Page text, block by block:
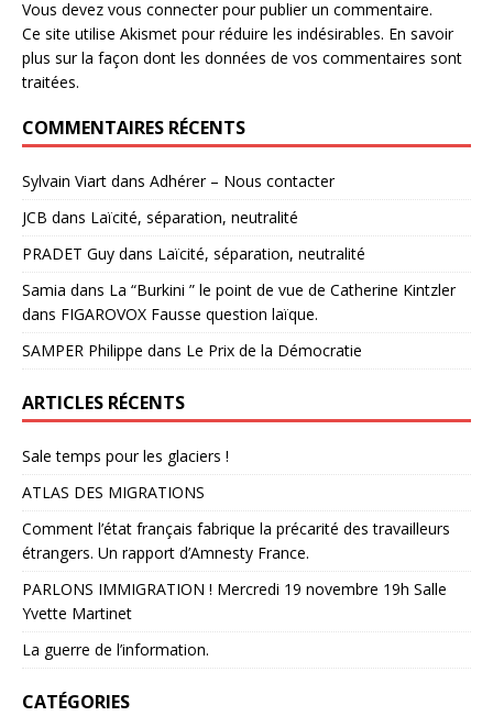
Vous devez vous connecterpour publier un commentaire.
Ce site utilise Akismet pour réduire les indésirables. En savoir
plus sur la façon dont les données de vos commentaires sont
traitées.
COMMENTAIRES RÉCENTS
Sylvain Viart dans Adhérer – Nous contacter
JCB dans Laïcité, séparation, neutralité
PRADET Guy dans Laïcité, séparation, neutralité
Samia dans La “Burkini ” le point de vue de Catherine Kintzler
dans FIGAROVOX Fausse question laïque.
SAMPER Philippe dans Le Prix de la Démocratie
ARTICLES RÉCENTS
Sale temps pour les glaciers !
ATLAS DES MIGRATIONS
Comment l’état français fabrique la précarité des travailleurs
étrangers. Un rapport d’Amnesty France.
PARLONS IMMIGRATION ! Mercredi 19 novembre 19h Salle
Yvette Martinet
La guerre de l’information.
CATÉGORIES